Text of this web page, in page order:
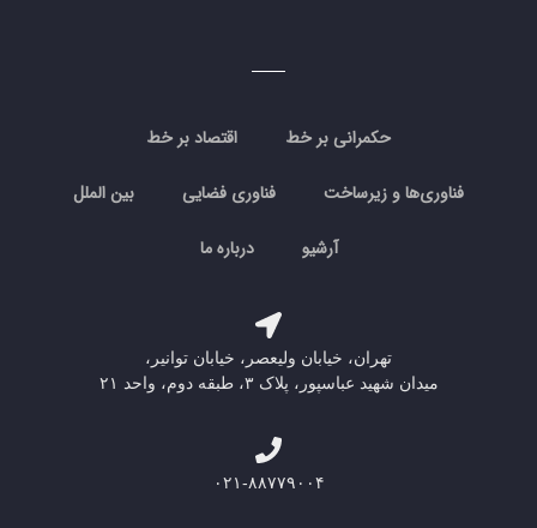
حکمرانی بر خط اقتصاد بر خط
فناوری‌ها و زیرساخت فناوری فضایی بین الملل
آرشیو درباره ما
تهران، خیابان ولیعصر، خیابان توانیر،
میدان شهید عباسپور، پلاک ۳، طبقه دوم، واحد ۲۱
۰۲۱-۸۸۷۷۹۰۰۴